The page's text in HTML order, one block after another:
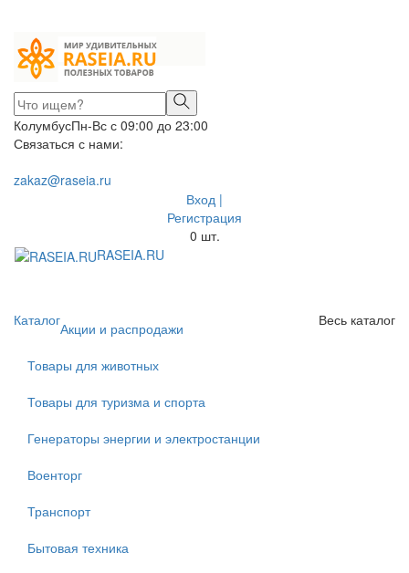
КолумбусПн-Вс с 09:00 до 23:00
Связаться с нами:
zakaz@raseia.ru
Вход |
Регистрация
0 шт.
RASEIA.RU
Каталог
Весь каталог
Акции и распродажи
Товары для животных
Товары для туризма и спорта
Генераторы энергии и электростанции
Военторг
Транспорт
Бытовая техника